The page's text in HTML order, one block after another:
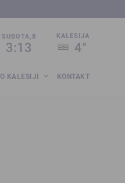
SUBOTA,8
3:13
KALESIJA
4°
O KALESIJI KONTAKT